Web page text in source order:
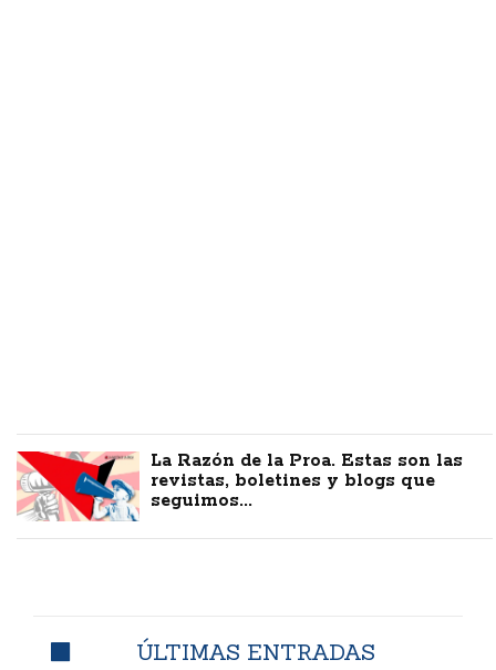
La Razón de la Proa. Estas son las
revistas, boletines y blogs que
seguimos...
ÚLTIMAS ENTRADAS